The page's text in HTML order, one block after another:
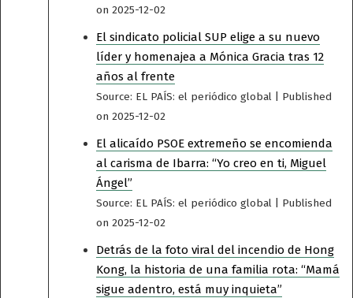
on 2025-12-02
El sindicato policial SUP elige a su nuevo
líder y homenajea a Mónica Gracia tras 12
años al frente
Source: EL PAÍS: el periódico global
Published
on 2025-12-02
El alicaído PSOE extremeño se encomienda
al carisma de Ibarra: “Yo creo en ti, Miguel
Ángel”
Source: EL PAÍS: el periódico global
Published
on 2025-12-02
Detrás de la foto viral del incendio de Hong
Kong, la historia de una familia rota: “Mamá
sigue adentro, está muy inquieta”